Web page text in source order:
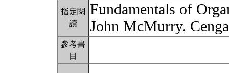
指定閱
讀
Fundamentals of
John McMurry.
參考書
目